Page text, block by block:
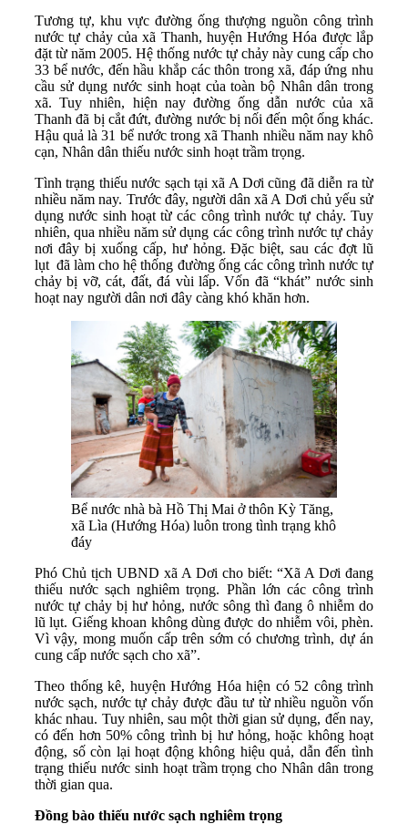
Tương tự, khu vực đường ống thượng nguồn công trình
nước tự chảy của xã Thanh, huyện Hướng Hóa được lắp
đặt từ năm 2005. Hệ thống nước tự chảy này cung cấp cho
33 bể nước, đến hầu khắp các thôn trong xã, đáp ứng nhu
cầu sử dụng nước sinh hoạt của toàn bộ Nhân dân trong
xã. Tuy nhiên, hiện nay đường ống dẫn nước của xã
Thanh đã bị cắt đứt, đường nước bị nối đến một ống khác.
Hậu quả là 31 bể nước trong xã Thanh nhiều năm nay khô
cạn, Nhân dân thiếu nước sinh hoạt trầm trọng.
Tình trạng thiếu nước sạch tại xã A Dơi cũng đã diễn ra từ
nhiều năm nay. Trước đây, người dân xã A Dơi chủ yếu sử
dụng nước sinh hoạt từ các công trình nước tự chảy. Tuy
nhiên, qua nhiều năm sử dụng các công trình nước tự chảy
nơi đây bị xuống cấp, hư hỏng. Đặc biệt, sau các đợt lũ
lụt đã làm cho hệ thống đường ống các công trình nước tự
chảy bị vỡ, cát, đất, đá vùi lấp. Vốn đã “khát” nước sinh
hoạt nay người dân nơi đây càng khó khăn hơn.
Bể nước nhà bà Hồ Thị Mai ở thôn Kỳ Tăng,
xã Lìa (Hướng Hóa) luôn trong tình trạng khô
đáy
Phó Chủ tịch UBND xã A Dơi cho biết: “Xã A Dơi đang
thiếu nước sạch nghiêm trọng. Phần lớn các công trình
nước tự chảy bị hư hỏng, nước sông thì đang ô nhiễm do
lũ lụt. Giếng khoan không dùng được do nhiễm vôi, phèn.
Vì vậy, mong muốn cấp trên sớm có chương trình, dự án
cung cấp nước sạch cho xã”.
Theo thống kê, huyện Hướng Hóa hiện có 52 công trình
nước sạch, nước tự chảy được đầu tư từ nhiều nguồn vốn
khác nhau. Tuy nhiên, sau một thời gian sử dụng, đến nay,
có đến hơn 50% công trình bị hư hỏng, hoặc không hoạt
động, số còn lại hoạt động không hiệu quả, dẫn đến tình
trạng thiếu nước sinh hoạt trầm trọng cho Nhân dân trong
thời gian qua.
Đồng bào thiếu nước sạch nghiêm trọng